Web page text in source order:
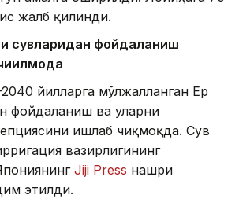
жалб қилинди.
сувларидан фойдаланиш
2040 йилларга мўлжалланган Ер
фойдаланиш ва уларни
ишлаб чиқмоқда. Сув
вазирлигининг
Jiji Press нашри
этилди.